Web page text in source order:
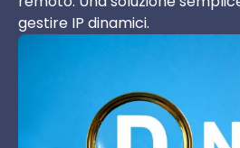
gestire IP dinamici.